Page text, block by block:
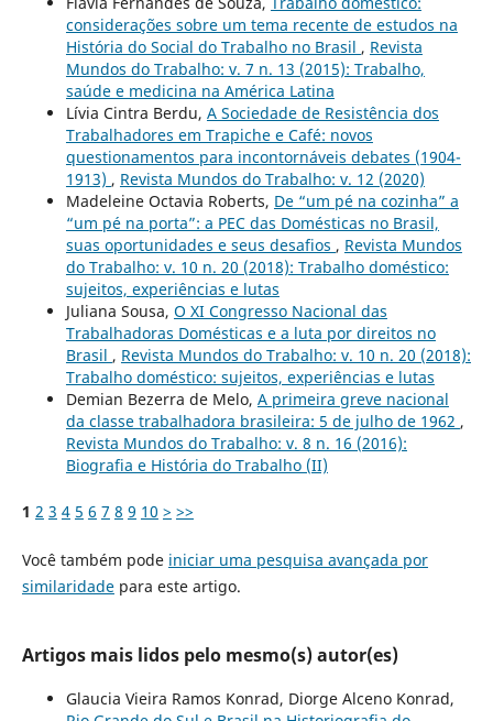
considerações sobre um tema recente de estudos na
História do Social do Trabalho no Brasil , Revista
Mundos do Trabalho: v. 7 n. 13 (2015): Trabalho,
saúde e medicina na América Latina
Lívia Cintra Berdu, A Sociedade de Resistência dos
Trabalhadores em Trapiche e Café: novos
questionamentos para incontornáveis debates (1904-
1913) , Revista Mundos do Trabalho: v. 12 (2020)
Madeleine Octavia Roberts, De “um pé na cozinha” a
“um pé na porta”: a PEC das Domésticas no Brasil,
suas oportunidades e seus desafios , Revista Mundos
do Trabalho: v. 10 n. 20 (2018): Trabalho doméstico:
sujeitos, experiências e lutas
Juliana Sousa, O XI Congresso Nacional das
Trabalhadoras Domésticas e a luta por direitos no
Brasil , Revista Mundos do Trabalho: v. 10 n. 20 (2018):
Trabalho doméstico: sujeitos, experiências e lutas
Demian Bezerra de Melo, A primeira greve nacional
da classe trabalhadora brasileira: 5 de julho de 1962 ,
Revista Mundos do Trabalho: v. 8 n. 16 (2016):
Biografia e História do Trabalho (II)
1 2 3 4 5 6 7 8 9 10 > >>
Você também pode iniciar uma pesquisa avançada por
similaridadepara este artigo.
Artigos mais lidos pelo mesmo(s) autor(es)
Glaucia Vieira Ramos Konrad, Diorge Alceno Konrad,